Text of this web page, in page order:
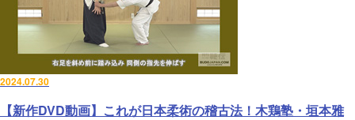
2024.07.30
【新作DVD動画】これが日本柔術の稽古法！木鶏塾・垣本雅